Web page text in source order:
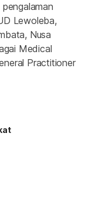
Lewoleba,
Nusa
Medical
Practitioner